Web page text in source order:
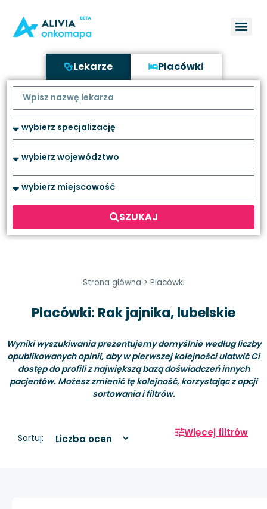
Lekarze Placówki
SZUKAJ
Strona główna > Placówki
Placówki: Rak jajnika, lubelskie
Wyniki wyszukiwania prezentujemy domyślnie według liczby
opublikowanych opinii, aby w pierwszej kolejności ułatwić Ci
dostęp do profili z największą bazą doświadczeń innych
pacjentów. Możesz zmienić tę kolejność, korzystając z opcji
sortowania i filtrów.
Sortuj: Więcej filtrów